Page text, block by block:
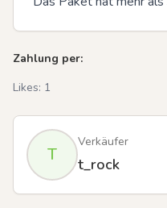
Zahlung per:
Likes: 1
T
Verkäufer
t_rock